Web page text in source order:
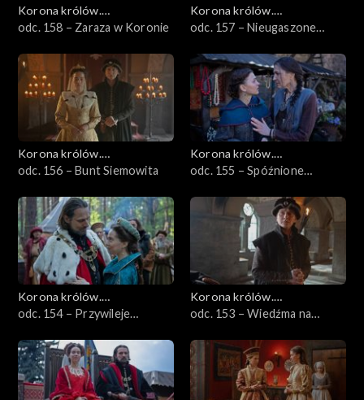
Korona królów.
Jagiellonowie
odc. 158 – Zaraza w Koronie
Korona królów.
Jagiellonowie
odc. 157 – Nieugaszone
Korona królów.
Jagiellonowie
odc. 156 – Bunt Siemowita
Korona królów.
Jagiellonowie
odc. 155 – Spóźnione
Korona królów.
Jagiellonowie
odc. 154 – Przywileje
Korona królów.
Jagiellonowie
odc. 153 – Wiedźma na